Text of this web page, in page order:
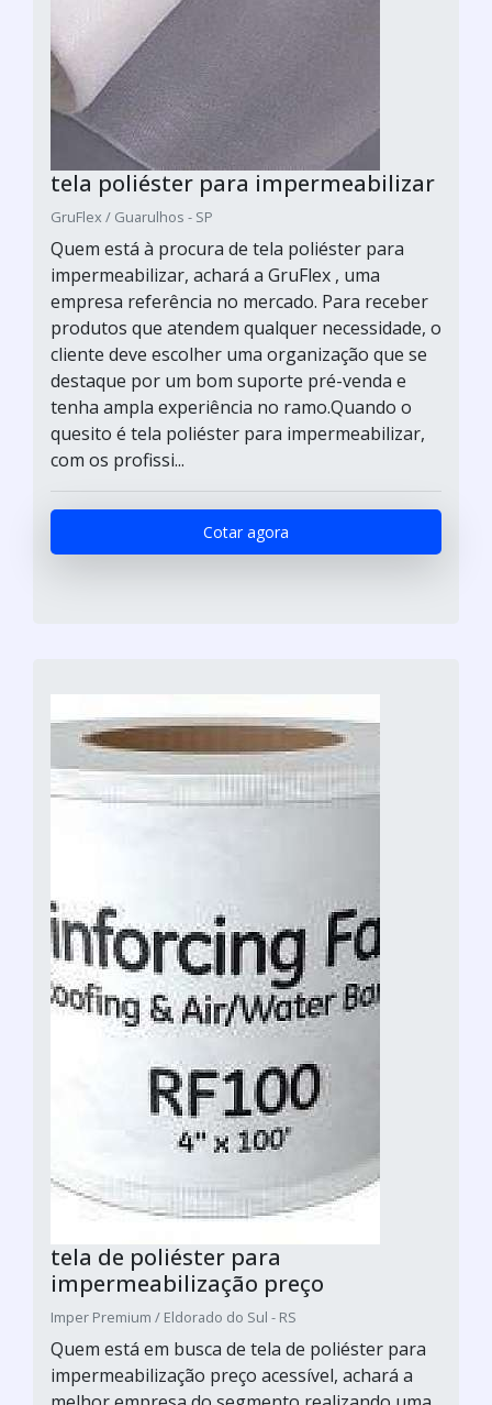
tela poliéster para impermeabilizar
GruFlex / Guarulhos - SP
Quem está à procura de tela poliéster para
impermeabilizar, achará a GruFlex , uma
empresa referência no mercado. Para receber
produtos que atendem qualquer necessidade, o
cliente deve escolher uma organização que se
destaque por um bom suporte pré-venda e
tenha ampla experiência no ramo.Quando o
quesito é tela poliéster para impermeabilizar,
com os profissi...
Cotar agora
tela de poliéster para
impermeabilização preço
Imper Premium / Eldorado do Sul - RS
Quem está em busca de tela de poliéster para
impermeabilização preço acessível, achará a